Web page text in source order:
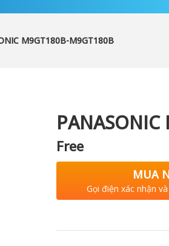
M9GT180B-M9GT180B
Free
MUA
Gọi điện xác nhận